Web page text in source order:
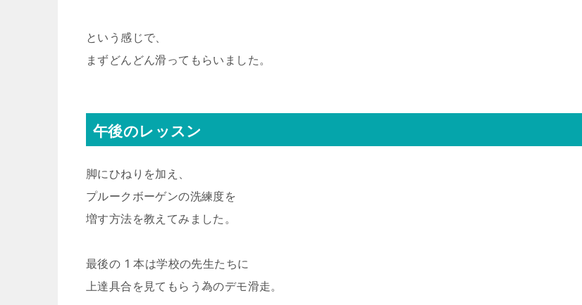
という感じで、
まずどんどん滑ってもらいました。
午後のレッスン
脚にひねりを加え、
プルークボーゲンの洗練度を
増す方法を教えてみました。
最後の 1 本は学校の先生たちに
上達具合を見てもらう為のデモ滑走。